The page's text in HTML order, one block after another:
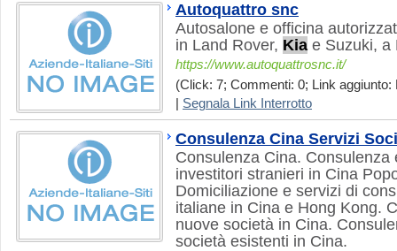
Autoquattro snc
Autosalone e officina
in Land Rover, Kia e Suzuki, a
https://www.autoquattrosnc.it/
(Click: 7; Commenti: 0; Link aggiunto:
Segnala Link Interrotto
Consulenza Cina Servizi
Consulenza Cina. Consulenza
investitori stranieri in Cina
Domiciliazione e servizi di
italiane in Cina e Hong Kong.
nuove società in Cina.
società esistenti in Cina.